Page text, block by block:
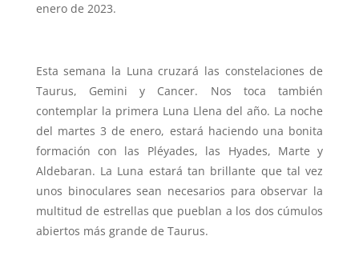
enero de 2023.
Esta semana la Luna cruzará las constelaciones de
Taurus, Gemini y Cancer. Nos toca también
contemplar la primera Luna Llena del año. La noche
del martes 3 de enero, estará haciendo una bonita
formación con las Pléyades, las Hyades, Marte y
Aldebaran. La Luna estará tan brillante que tal vez
unos binoculares sean necesarios para observar la
multitud de estrellas que pueblan a los dos cúmulos
abiertos más grande de Taurus.